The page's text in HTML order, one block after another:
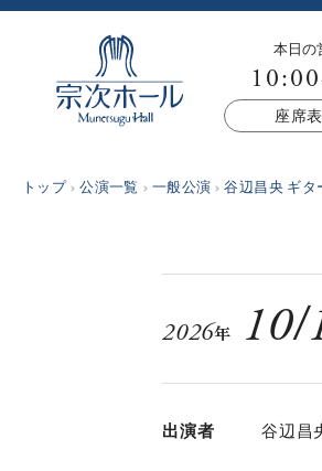
本日の
座席
トップ 公演一覧 一般公演 谷辺昌央 ギタ
2026年 10/
出演者 谷辺昌